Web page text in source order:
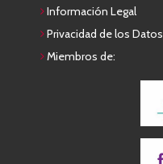
Información Legal
Privacidad de los Datos
Miembros de: